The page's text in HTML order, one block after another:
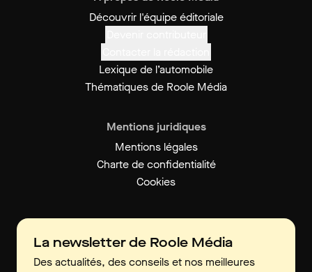
Découvrir l'équipe éditoriale
Lexique de l’automobile
Thématiques de Roole Média
Mentions juridiques
Mentions légales
Charte de confidentialité
Cookies
La newsletter de Roole Média
Des actualités, des conseils et nos meilleures